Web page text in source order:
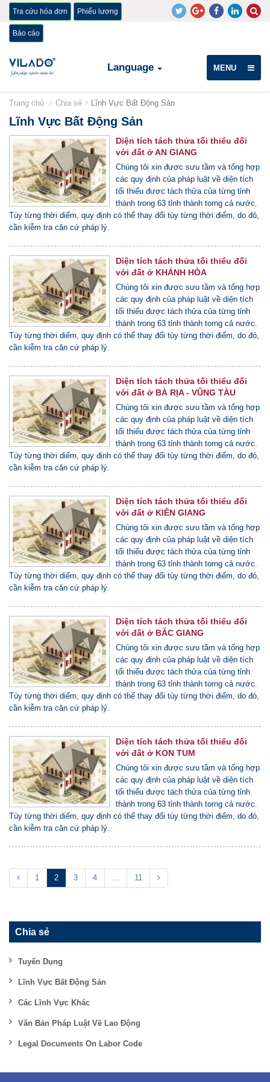
Tra cứu hóa đơn Phiếu lương
Báo cáo
Language MENU
Trang chủ Chia sẻ Lĩnh Vực Bất Động Sản
Lĩnh Vực Bất Động Sản
Diện tích tách thửa tối thiểu đối
với đất ở AN GIANG
Chúng tôi xin được sưu tầm và tổng hợp
các quy định của pháp luật về diện tích
tối thiểu được tách thửa của từng tỉnh
thành trong 63 tỉnh thành torng cả nước.
Tùy từng thời diểm, quy định có thể thay đổi tùy từng thời điểm, do đó,
cần kiễm tra căn cứ pháp lý.
Diện tích tách thửa tối thiểu đối
với đất ở KHÁNH HÒA
Chúng tôi xin được sưu tầm và tổng hợp
các quy định của pháp luật về diện tích
tối thiểu được tách thửa của từng tỉnh
thành trong 63 tỉnh thành torng cả nước.
Tùy từng thời diểm, quy định có thể thay đổi tùy từng thời điểm, do đó,
cần kiễm tra căn cứ pháp lý.
Diện tích tách thửa tối thiểu đối
với đất ở BÀ RỊA - VŨNG TÀU
Chúng tôi xin được sưu tầm và tổng hợp
các quy định của pháp luật về diện tích
tối thiểu được tách thửa của từng tỉnh
thành trong 63 tỉnh thành torng cả nước.
Tùy từng thời diểm, quy định có thể thay đổi tùy từng thời điểm, do đó,
cần kiễm tra căn cứ pháp lý.
Diện tích tách thửa tối thiểu đối
với đất ở KIÊN GIANG
Chúng tôi xin được sưu tầm và tổng hợp
các quy định của pháp luật về diện tích
tối thiểu được tách thửa của từng tỉnh
thành trong 63 tỉnh thành torng cả nước.
Tùy từng thời diểm, quy định có thể thay đổi tùy từng thời điểm, do đó,
cần kiễm tra căn cứ pháp lý.
Diện tích tách thửa tối thiểu đối
với đất ở BẮC GIANG
Chúng tôi xin được sưu tầm và tổng hợp
các quy định của pháp luật về diện tích
tối thiểu được tách thửa của từng tỉnh
thành trong 63 tỉnh thành torng cả nước.
Tùy từng thời diểm, quy định có thể thay đổi tùy từng thời điểm, do đó,
cần kiễm tra căn cứ pháp lý.
Diện tích tách thửa tối thiểu đối
với đất ở KON TUM
Chúng tôi xin được sưu tầm và tổng hợp
các quy định của pháp luật về diện tích
tối thiểu được tách thửa của từng tỉnh
thành trong 63 tỉnh thành torng cả nước.
Tùy từng thời diểm, quy định có thể thay đổi tùy từng thời điểm, do đó,
cần kiễm tra căn cứ pháp lý.
1 2 3 4 ... 11
Chia sẻ
Tuyển Dụng
Lĩnh Vực Bất Động Sản
Các Lĩnh Vực Khác
Văn Bản Pháp Luật Về Lao Động
Legal Documents On Labor Code